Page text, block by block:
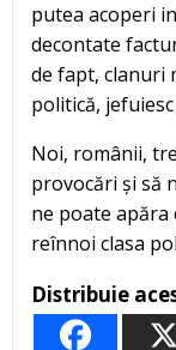
putea acoperi
decontate
de fapt, clanuri
politică,
Noi, românii,
provocări și să
ne poate apăra
reînnoi clasa
Distribuie